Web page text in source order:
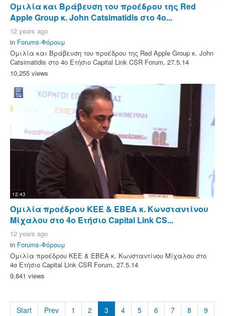
Ομιλία και Βράβευση του προέδρου της Red
Apple Group κ. John Catsimatidis στο 4ο...
12 years ago
in Forums-Φόρουμ
Ομιλία και Βράβευση του προέδρου της Red Apple Group κ. John
Catsimatidis στο 4ο Ετήσιο Capital Link CSR Forum, 27.5.14
10,255 views
12:43
Ομιλία προέδρου ΚΕΕ & ΕΒΕΑ κ. Κωνσταντίνου
Μίχαλου στο 4ο Ετήσιο Capital Link CS...
12 years ago
in Forums-Φόρουμ
Ομιλία προέδρου ΚΕΕ & ΕΒΕΑ κ. Κωνσταντίνου Μίχαλου στο
4ο Ετήσιο Capital Link CSR Forum, 27.5.14
9,841 views
Start Prev 1 2 3 4 5 6 7 8 9